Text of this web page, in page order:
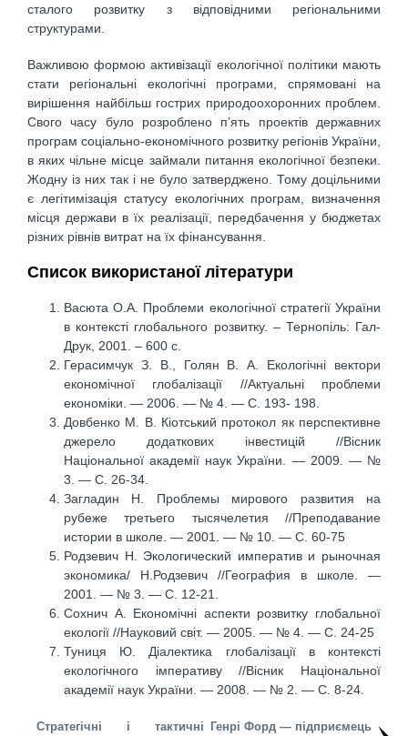
сталого розвитку з відповідними регіональними
структурами.
Важливою формою активізації екологічної політики мають
стати регіональні екологічні програми, спрямовані на
вирішення найбільш гострих природоохоронних проблем.
Свого часу було розроблено п’ять проектів державних
програм соціально-економічного розвитку регіонів України,
в яких чільне місце займали питання екологічної безпеки.
Жодну із них так і не було затверджено. Тому доцільними
є легітимізація статусу екологічних програм, визначення
місця держави в їх реалізації, передбачення у бюджетах
різних рівнів витрат на їх фінансування.
Список використаної літератури
Васюта О.А. Проблеми екологічної стратегії України
в контексті глобального розвитку. – Тернопіль: Гал-
Друк, 2001. – 600 с.
Герасимчук З. В., Голян В. А. Екологічні вектори
економічної глобалізації //Актуальні проблеми
економіки. — 2006. — № 4. — C. 193- 198.
Довбенко М. В. Кіотський протокол як перспективне
джерело додаткових інвестицій //Вісник
Національної академії наук України. — 2009. — №
3. — C. 26-34.
Загладин Н. Проблемы мирового развития на
рубеже третьего тысячелетия //Преподавание
истории в школе. — 2001. — № 10. — C. 60-75
Родзевич Н. Экологический императив и рыночная
экономика/ Н.Родзевич //География в школе. —
2001. — № 3. — C. 12-21.
Сохнич А. Економічні аспекти розвитку глобальної
екології //Науковий світ. — 2005. — № 4. — C. 24-25
Туниця Ю. Діалектика глобалізації в контексті
екологічного імперативу //Вісник Національної
академії наук України. — 2008. — № 2. — C. 8-24.
Стратегічні і тактичні
Генрі Форд — підприємець